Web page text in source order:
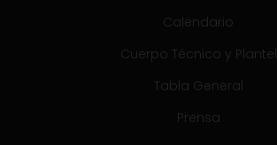
Calendario
Cuerpo Técnico y Plantel
Tabla General
Prensa